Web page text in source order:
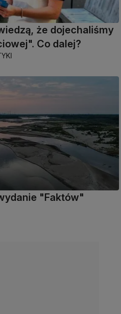
że dojechaliśmy
Co dalej?
"Faktów"